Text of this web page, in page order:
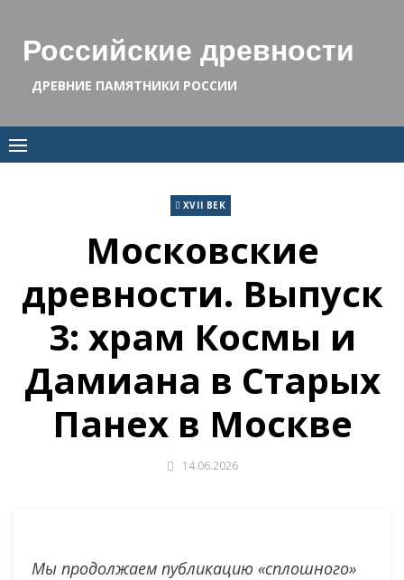
contentРоссийские древности
ДРЕВНИЕ ПАМЯТНИКИ РОССИИ
XVII ВЕК
Московские
древности. Выпуск
3: храм Космы и
Дамиана в Старых
Панех в Москве
14.06.2026
Мы продолжаем публикацию «сплошного»